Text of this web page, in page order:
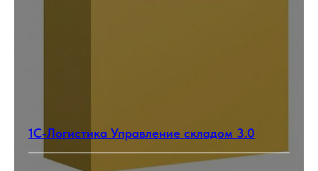
1С-Логистика Управление складом 3.0